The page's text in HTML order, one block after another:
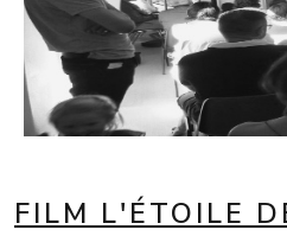
FILM L'ÉTOILE